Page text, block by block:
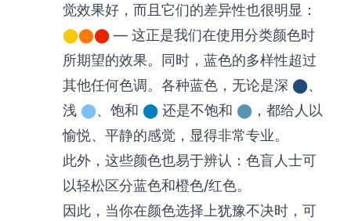
觉效果好，而且它们的差异性也很明显：
⬤⬤⬤ — 这正是我们在使用分类颜色时
所期望的效果。同时，蓝色的多样性超过
其他任何色调。各种蓝色，无论是深 ⬤、
浅 ⬤、饱和 ⬤ 还是不饱和 ⬤ ，都给人以
愉悦、平静的感觉，显得非常专业。
此外，这些颜色也易于辨认：色盲人士可
以轻松区分蓝色和橙色/红色。
因此，当你在颜色选择上犹豫不决时，可